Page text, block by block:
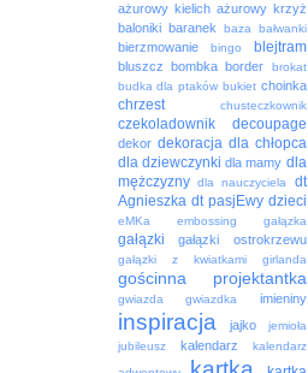
ażurowy kielich ażurowy krzyż
baloniki
baranek baza bałwanki
bierzmowanie bingo blejtram
bluszcz bombka border
brokat
budka dla ptaków bukiet choinka
chrzest chusteczkownik
czekoladownik decoupage
dekor dekoracja dla chłopca
dla dziewczynki dla mamy dla
mężczyzny dla nauczyciela
dt
Agnieszka dt pasjEwy dzieci
eMKa embossing gałązka
gałązki gałązki ostrokrzewu
gałązki z kwiatkami girlanda
gościnna projektantka
gwiazda gwiazdka imieniny
inspiracja jajko
jemioła
jubileusz
kalendarz
kalendarz